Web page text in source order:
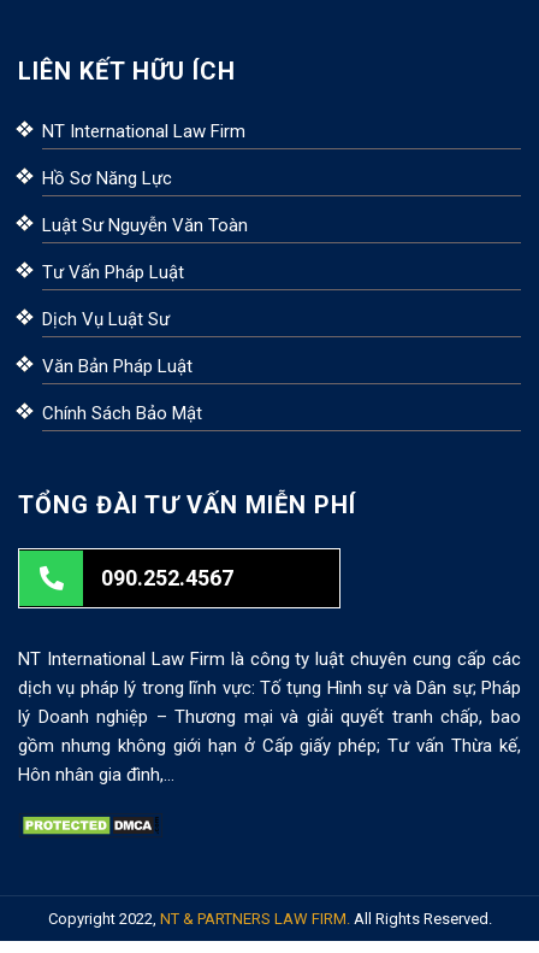
LIÊN KẾT HỮU ÍCH
NT International Law Firm
Hồ Sơ Năng Lực
Luật Sư Nguyễn Văn Toàn
Tư Vấn Pháp Luật
Dịch Vụ Luật Sư
Văn Bản Pháp Luật
Chính Sách Bảo Mật
TỔNG ĐÀI TƯ VẤN MIỄN PHÍ
090.252.4567
NT International Law Firm là công ty luật chuyên cung cấp các
dịch vụ pháp lý trong lĩnh vực: Tố tụng Hình sự và Dân sự; Pháp
lý Doanh nghiệp – Thương mại và giải quyết tranh chấp, bao
gồm nhưng không giới hạn ở Cấp giấy phép; Tư vấn Thừa kế,
Hôn nhân gia đình,…
Copyright 2022, NT & PARTNERS LAW FIRM.All Rights Reserved.